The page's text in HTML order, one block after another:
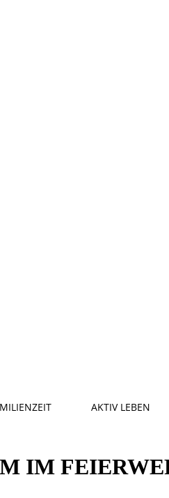
AKTIV LEBEN
IM